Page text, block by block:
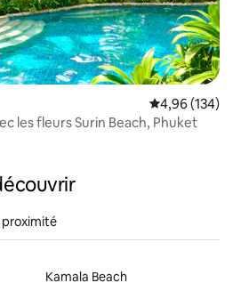
Évaluation
4,96 (134)
les fleurs Surin Beach, Phuket
proximité
Kamala Beach